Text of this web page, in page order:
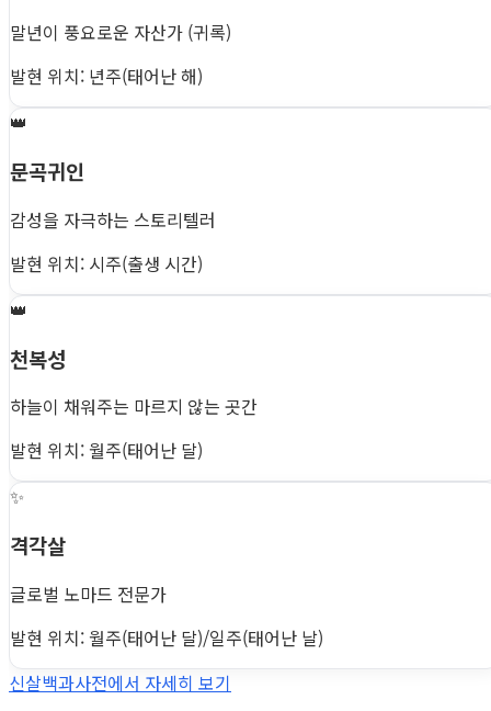
말년이 풍요로운 자산가 (귀록)
발현 위치: 년주(태어난 해)
👑
문곡귀인
감성을 자극하는 스토리텔러
발현 위치: 시주(출생 시간)
👑
천복성
하늘이 채워주는 마르지 않는 곳간
발현 위치: 월주(태어난 달)
✨
격각살
글로벌 노마드 전문가
발현 위치: 월주(태어난 달)/일주(태어난 날)
신살백과사전에서 자세히 보기